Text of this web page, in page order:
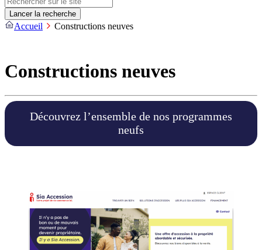
Lancer la recherche
Accueil Constructions neuves
Constructions neuves
Découvrez l’ensemble de nos programmes
neufs